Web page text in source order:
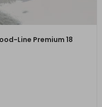
Line Premium 18